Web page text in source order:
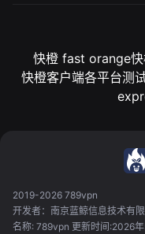
快橙 fast orange
快橙客户端各平台测
2019-2026 789vpn
开发者：南京蓝鲸信息技术有
名称: 789vpn 更新时间:2026